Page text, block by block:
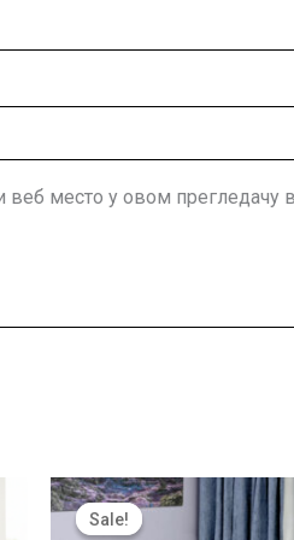
веб место у овом
Sale!
Sale!
цена
је